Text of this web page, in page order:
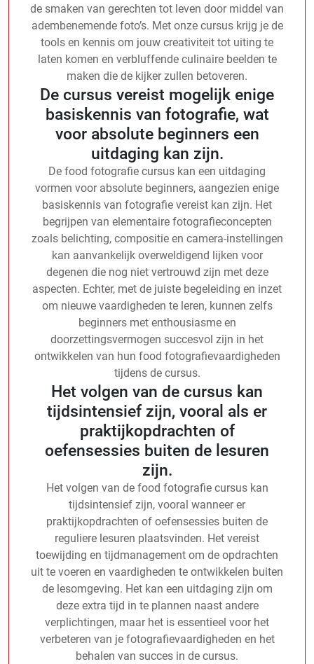
de smaken van gerechten tot leven door middel van
adembenemende foto’s. Met onze cursus krijg je de
tools en kennis om jouw creativiteit tot uiting te
laten komen en verbluffende culinaire beelden te
maken die de kijker zullen betoveren.
De cursus vereist mogelijk enige
basiskennis van fotografie, wat
voor absolute beginners een
uitdaging kan zijn.
De food fotografie cursus kan een uitdaging
vormen voor absolute beginners, aangezien enige
basiskennis van fotografie vereist kan zijn. Het
begrijpen van elementaire fotografieconcepten
zoals belichting, compositie en camera-instellingen
kan aanvankelijk overweldigend lijken voor
degenen die nog niet vertrouwd zijn met deze
aspecten. Echter, met de juiste begeleiding en inzet
om nieuwe vaardigheden te leren, kunnen zelfs
beginners met enthousiasme en
doorzettingsvermogen succesvol zijn in het
ontwikkelen van hun food fotografievaardigheden
tijdens de cursus.
Het volgen van de cursus kan
tijdsintensief zijn, vooral als er
praktijkopdrachten of
oefensessies buiten de lesuren
zijn.
Het volgen van de food fotografie cursus kan
tijdsintensief zijn, vooral wanneer er
praktijkopdrachten of oefensessies buiten de
reguliere lesuren plaatsvinden. Het vereist
toewijding en tijdmanagement om de opdrachten
uit te voeren en vaardigheden te ontwikkelen buiten
de lesomgeving. Het kan een uitdaging zijn om
deze extra tijd in te plannen naast andere
verplichtingen, maar het is essentieel voor het
verbeteren van je fotografievaardigheden en het
behalen van succes in de cursus.